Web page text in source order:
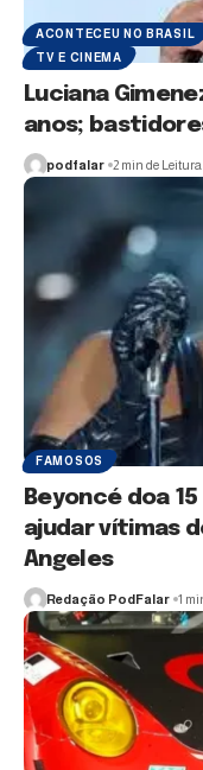
ACONTECEU NO BRASIL
TV E CINEMA
Luciana
anos;
podfalar 2 min de Leitura
FAMOSOS
Beyoncé doa
ajudar vítimas
Angeles
Redação PodFalar 1